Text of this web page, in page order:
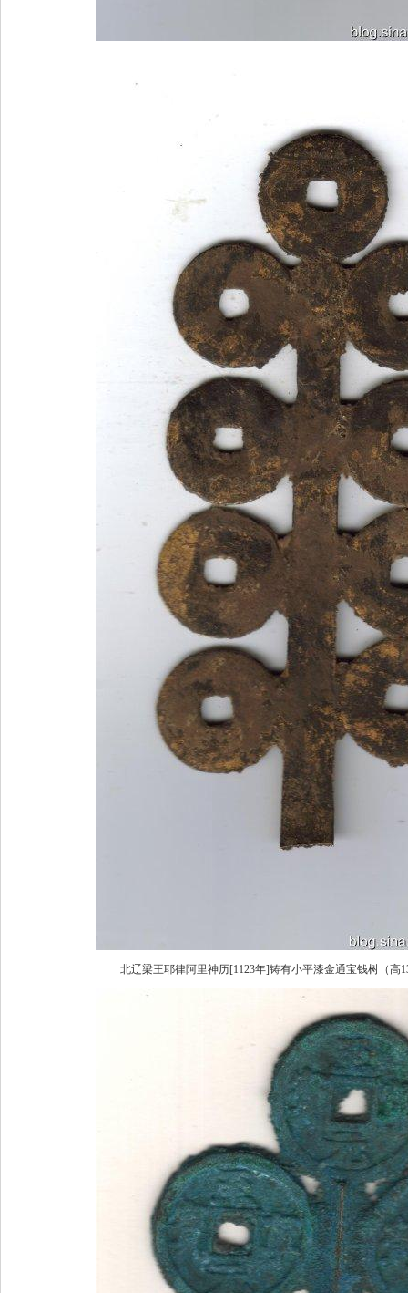
北辽梁王耶律阿里神历[1123年]铸有小平漆金通宝钱树（高